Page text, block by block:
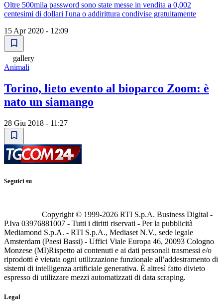
Oltre 500mila password sono state messe in vendita a 0,002
centesimi di dollari l'una o addirittura condivise gratuitamente
15 Apr 2020 - 12:09
gallery
Animali
Torino, lieto evento al bioparco Zoom: è
nato un siamango
28 Giu 2018 - 11:27
Seguici su
Copyright © 1999-2026 RTI S.p.A. Business Digital -
P.Iva 03976881007 - Tutti i diritti riservati - Per la pubblicità
Mediamond S.p.A. - RTI S.p.A., Mediaset N.V., sede legale
Amsterdam (Paesi Bassi) - Uffici Viale Europa 46, 20093 Cologno
Monzese (MI)Rispetto ai contenuti e ai dati personali trasmessi e/o
riprodotti è vietata ogni utilizzazione funzionale all’addestramento di
sistemi di intelligenza artificiale generativa. È altresì fatto divieto
espresso di utilizzare mezzi automatizzati di data scraping.
Legal